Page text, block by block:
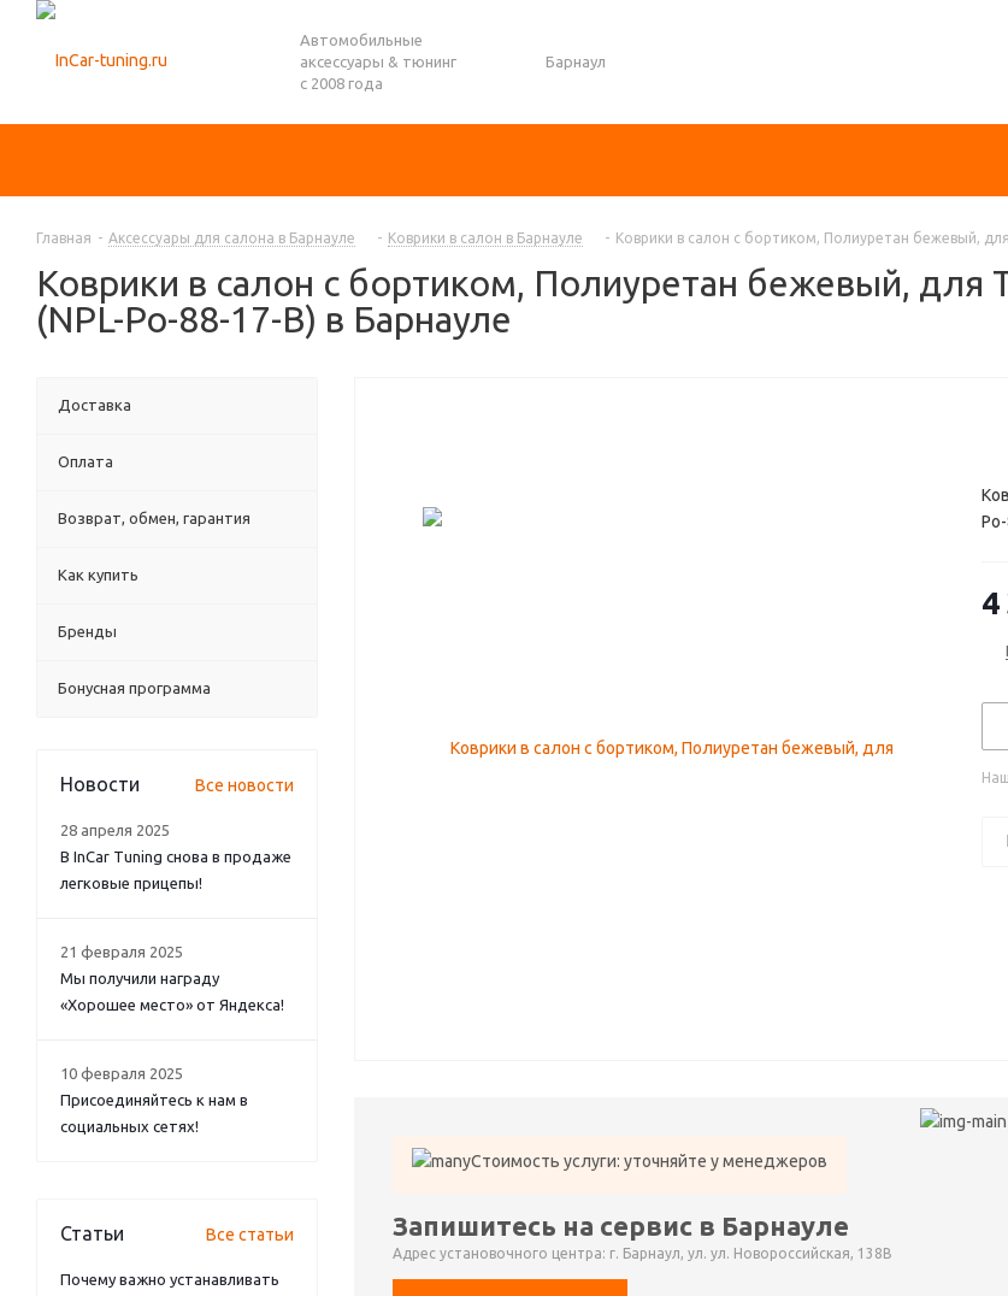
Автомобильные
аксессуары & тюнинг
с 2008 года
Барнаул
Главная - Аксессуары для салона в Барнауле - Коврики в салон в Барнауле - Коврики в салон с бортиком, Полиуретан бежевый,
Коврики в салон с бортиком, Полиуретан бежевый, для
(NPL-Po-88-17-B) в Барнауле
4
Стоимость услуги: уточняйте у менеджеров
Запишитесь на сервис в Барнауле
Адрес установочного центра: г. Барнаул, ул. ул. Новороссийская, 138В
Доставка
Оплата
Возврат, обмен, гарантия
Как купить
Бренды
Бонусная программа
Новости Все новости
28 апреля 2025
В InCar Tuning снова в продаже
легковые прицепы!
21 февраля 2025
Мы получили награду
«Хорошее место» от Яндекса!
10 февраля 2025
Присоединяйтесь к нам в
социальных сетях!
Статьи Все статьи
Почему важно устанавливать